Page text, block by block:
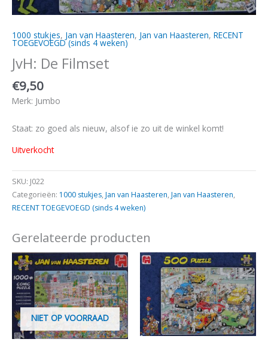
1000 stukjes, Jan van Haasteren, Jan van Haasteren, RECENT
TOEGEVOEGD (sinds 4 weken)
JvH: De Filmset
€9,50
Merk: Jumbo
Staat: zo goed als nieuw, alsof ie zo uit de winkel komt!
Uitverkocht
SKU: J022
Categorieën: 1000 stukjes, Jan van Haasteren, Jan van Haasteren,
RECENT TOEGEVOEGD (sinds 4 weken)
Gerelateerde producten
NIET OP VOORRAAD